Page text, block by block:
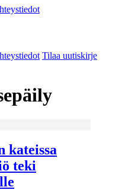
Tilaa uutiskirje
kateissa
teki